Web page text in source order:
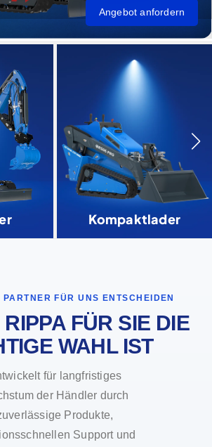
Angebot anfordern
Kompaktlader
PARTNER FÜR UNS ENTSCHEIDEN
FÜR SIE DIE
WAHL IST
für langfristiges
der Händler durch
Produkte,
Support und